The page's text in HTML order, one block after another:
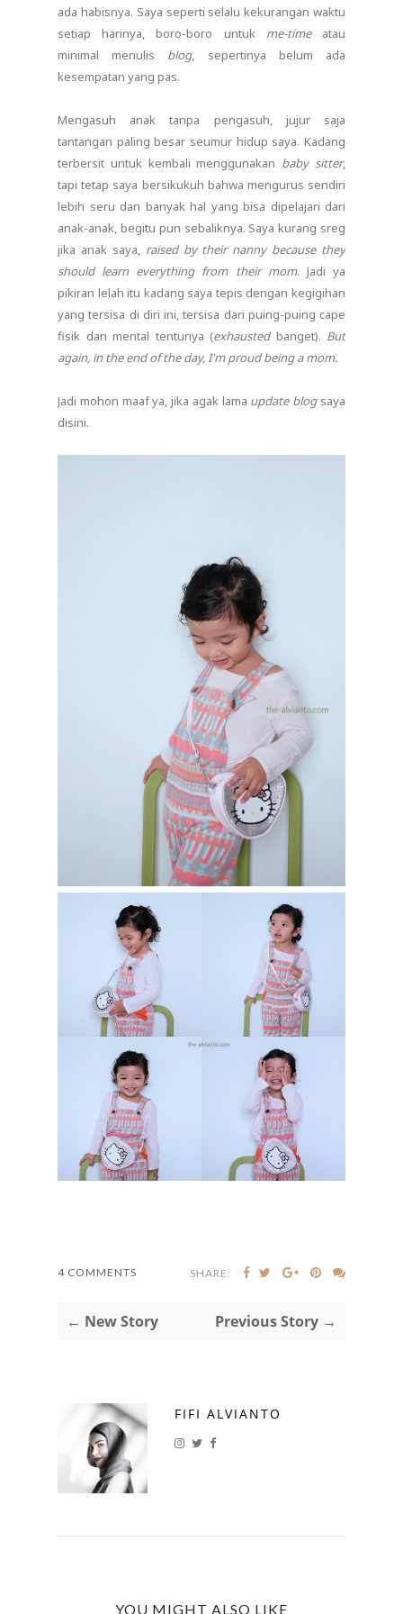
ada habisnya. Saya seperti selalu kekurangan waktu
setiap harinya, boro-boro untuk me-timeatau
minimal menulis blog, sepertinya belum ada
kesempatan yang pas.
Mengasuh anak tanpa pengasuh, jujur saja
tantangan paling besar seumur hidup saya. Kadang
terbersit untuk kembali menggunakan baby sitter,
tapi tetap saya bersikukuh bahwa mengurus sendiri
lebih seru dan banyak hal yang bisa dipelajari dari
anak-anak, begitu pun sebaliknya. Saya kurang sreg
jika anak saya, raised by their nanny because they
should learn everything from their mom. Jadi ya
pikiran lelah itu kadang saya tepis dengan kegigihan
yang tersisa di diri ini, tersisa dari puing-puing cape
fisik dan mental tentunya (exhaustedbanget). But
again, in the end of the day, I'm proud being a mom.
Jadi mohon maaf ya, jika agak lama update blogsaya
disini.
4 COMMENTS SHARE:
← New Story Previous Story →
FIFI ALVIANTO
YOU MIGHT ALSO LIKE